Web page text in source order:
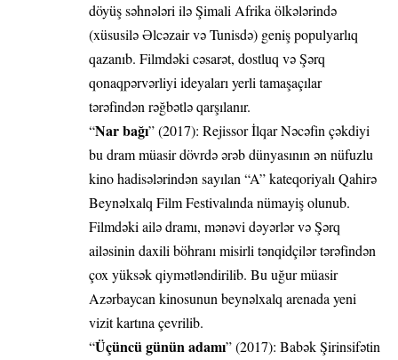
döyüş səhnələri ilə Şimali Afrika ölkələrində
(xüsusilə Əlcəzair və Tunisdə) geniş populyarlıq
qazanıb. Filmdəki cəsarət, dostluq və Şərq
qonaqpərvərliyi ideyaları yerli tamaşaçılar
tərəfindən rəğbətlə qarşılanır.
“Nar bağı” (2017): Rejissor İlqar Nəcəfin çəkdiyi
bu dram müasir dövrdə ərəb dünyasının ən nüfuzlu
kino hadisələrindən sayılan “A” kateqoriyalı Qahirə
Beynəlxalq Film Festivalında nümayiş olunub.
Filmdəki ailə dramı, mənəvi dəyərlər və Şərq
ailəsinin daxili böhranı misirli tənqidçilər tərəfindən
çox yüksək qiymətləndirilib. Bu uğur müasir
Azərbaycan kinosunun beynəlxalq arenada yeni
vizit kartına çevrilib.
“Üçüncü günün adamı” (2017): Babək Şirinsifətin